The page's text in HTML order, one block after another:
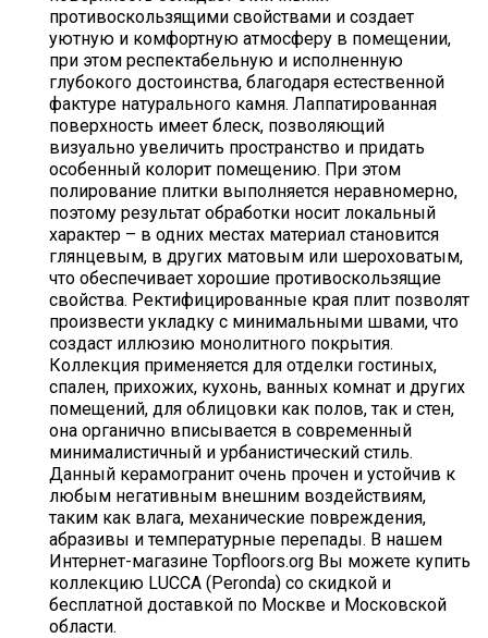
противоскользящими свойствами и создает
уютную и комфортную атмосферу в помещении,
при этом респектабельную и исполненную
глубокого достоинства, благодаря естественной
фактуре натурального камня. Лаппатированная
поверхность имеет блеск, позволяющий
визуально увеличить пространство и придать
особенный колорит помещению. При этом
полирование плитки выполняется неравномерно,
поэтому результат обработки носит локальный
характер – в одних местах материал становится
глянцевым, в других матовым или шероховатым,
что обеспечивает хорошие противоскользящие
свойства. Ректифицированные края плит позволят
произвести укладку с минимальными швами, что
создаст иллюзию монолитного покрытия.
Коллекция применяется для отделки гостиных,
спален, прихожих, кухонь, ванных комнат и других
помещений, для облицовки как полов, так и стен,
она органично вписывается в современный
минималистичный и урбанистический стиль.
Данный керамогранит очень прочен и устойчив к
любым негативным внешним воздействиям,
таким как влага, механические повреждения,
абразивы и температурные перепады. В нашем
Интернет-магазине Topfloors.org Вы можете купить
коллекцию LUCCA (Peronda) со скидкой и
бесплатной доставкой по Москве и Московской
области.